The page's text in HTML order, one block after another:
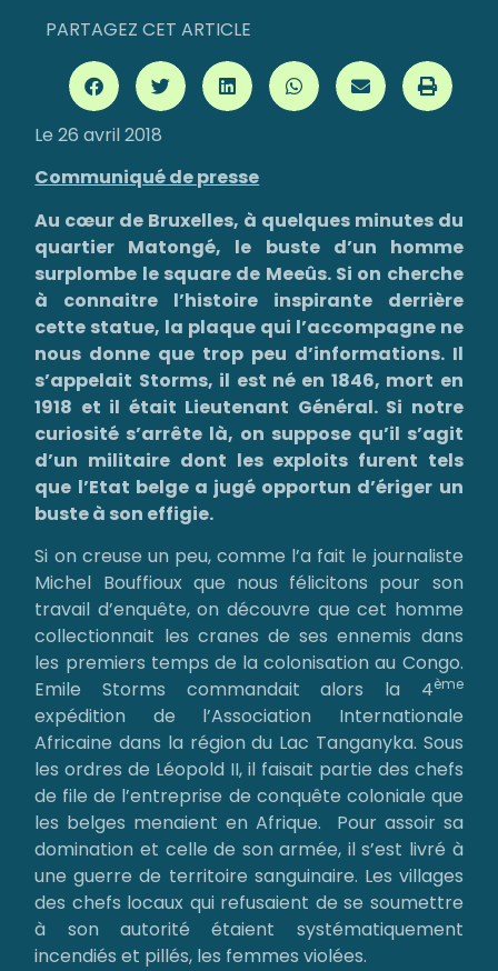
PARTAGEZ CET ARTICLE
Le 26 avril 2018
Communiqué de presse
Au cœur de Bruxelles, à quelques minutes du
quartier Matongé, le buste d’un homme
surplombe le square de Meeûs. Si on cherche
à connaitre l’histoire inspirante derrière
cette statue, la plaque qui l’accompagne ne
nous donne que trop peu d’informations. Il
s’appelait Storms, il est né en 1846, mort en
1918 et il était Lieutenant Général. Si notre
curiosité s’arrête là, on suppose qu’il s’agit
d’un militaire dont les exploits furent tels
que l’Etat belge a jugé opportun d’ériger un
buste à son effigie.
Si on creuse un peu, comme l’a fait le journaliste
Michel Bouffioux que nous félicitons pour son
travail d’enquête, on découvre que cet homme
collectionnait les cranes de ses ennemis dans
les premiers temps de la colonisation au Congo.
Emile Storms commandait alors la 4ème
expédition de l’Association Internationale
Africaine dans la région du Lac Tanganyka. Sous
les ordres de Léopold II, il faisait partie des chefs
de file de l’entreprise de conquête coloniale que
les belges menaient en Afrique. Pour assoir sa
domination et celle de son armée, il s’est livré à
une guerre de territoire sanguinaire. Les villages
des chefs locaux qui refusaient de se soumettre
à son autorité étaient systématiquement
incendiés et pillés, les femmes violées.